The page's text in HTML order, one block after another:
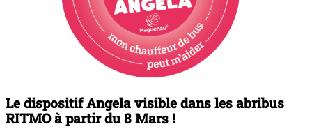
Le dispositif Angela visible dans les abribus
RITMO à partir du 8 Mars !